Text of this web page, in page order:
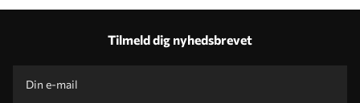
Tilmeld dig nyhedsbrevet